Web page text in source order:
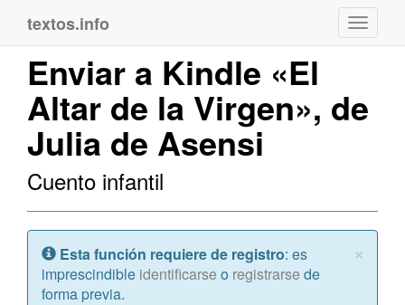
textos.info
Enviar a Kindle «El
Altar de la Virgen», de
Julia de Asensi
Cuento infantil
×
Atención:
Esta función requiere de registro: es
imprescindible identificarse o registrarse de
forma previa.